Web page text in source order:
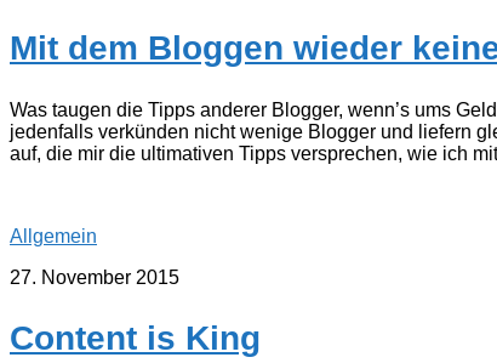
Mit dem Bloggen wieder
Was taugen die Tipps anderer Blogger, wenn’s ums
jedenfalls verkünden nicht wenige Blogger und liefern
auf, die mir die ultimativen Tipps versprechen, wie ich
Allgemein
27. November 2015
Content is King